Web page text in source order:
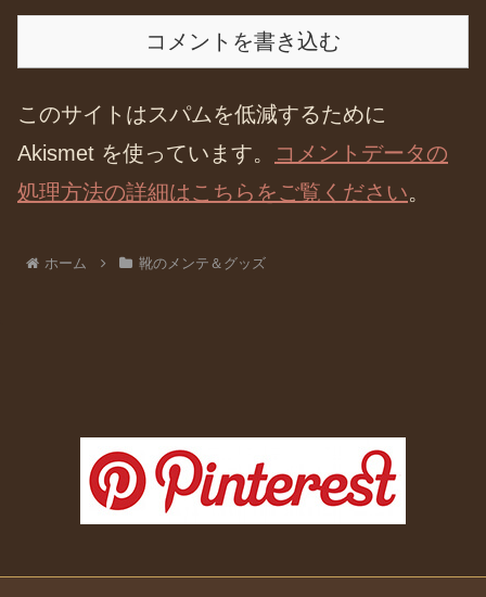
コメントを書き込む
このサイトはスパムを低減するために
Akismet を使っています。
コメントデータの
処理方法の詳細はこちらをご覧ください。
ホーム 靴のメンテ＆グッズ